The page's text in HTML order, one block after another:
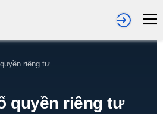
riêng tư
quyền riêng tư